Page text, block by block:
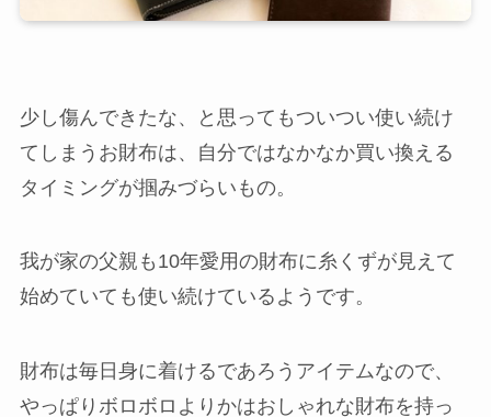
少し傷んできたな、と思ってもついつい使い続け
てしまうお財布は、自分ではなかなか買い換える
タイミングが掴みづらいもの。
我が家の父親も10年愛用の財布に糸くずが見えて
始めていても使い続けているようです。
財布は毎日身に着けるであろうアイテムなので、
やっぱりボロボロよりかはおしゃれな財布を持っ